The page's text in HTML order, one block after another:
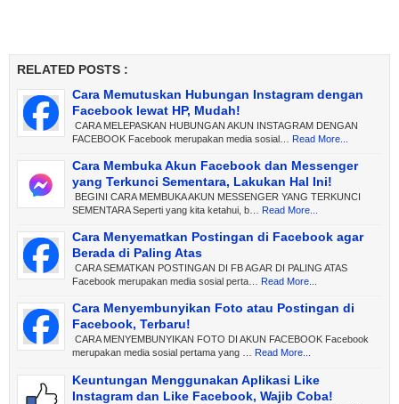
RELATED POSTS :
Cara Memutuskan Hubungan Instagram dengan
Facebook lewat HP, Mudah!
CARA MELEPASKAN HUBUNGAN AKUN INSTAGRAM DENGAN
FACEBOOK Facebook merupakan media sosial…
Read More...
Cara Membuka Akun Facebook dan Messenger
yang Terkunci Sementara, Lakukan Hal Ini!
BEGINI CARA MEMBUKA AKUN MESSENGER YANG TERKUNCI
SEMENTARA Seperti yang kita ketahui, b…
Read More...
Cara Menyematkan Postingan di Facebook agar
Berada di Paling Atas
CARA SEMATKAN POSTINGAN DI FB AGAR DI PALING ATAS
Facebook merupakan media sosial perta…
Read More...
Cara Menyembunyikan Foto atau Postingan di
Facebook, Terbaru!
CARA MENYEMBUNYIKAN FOTO DI AKUN FACEBOOK Facebook
merupakan media sosial pertama yang …
Read More...
Keuntungan Menggunakan Aplikasi Like
Instagram dan Like Facebook, Wajib Coba!